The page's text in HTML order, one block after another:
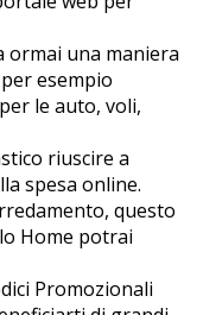
una maniera
esempio
le auto, voli,
riuscire a
spesa online.
questo
Home potrai
Promozionali